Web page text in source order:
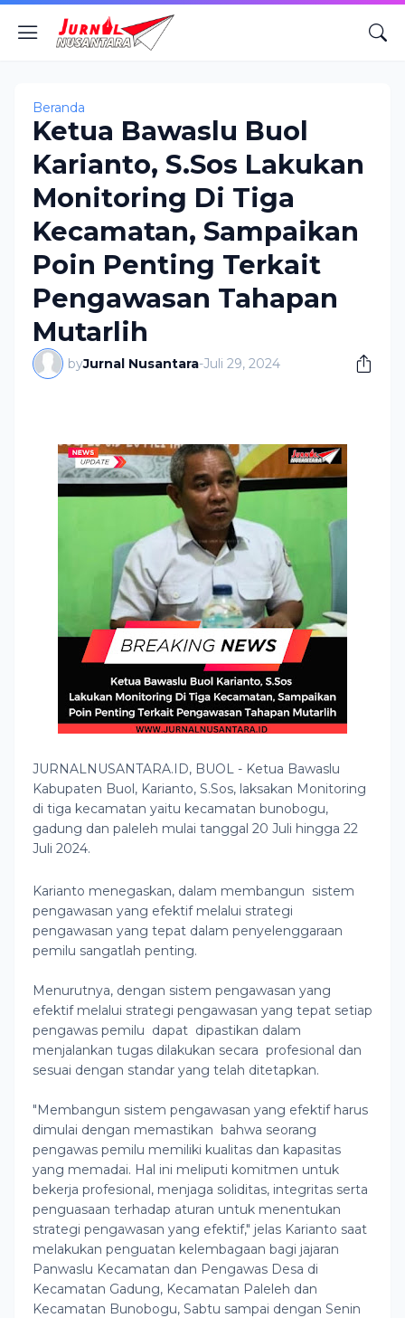
Beranda
Ketua Bawaslu Buol
Karianto, S.Sos Lakukan
Monitoring Di Tiga
Kecamatan, Sampaikan
Poin Penting Terkait
Pengawasan Tahapan
Mutarlih
byJurnal Nusantara-Juli 29, 2024
JURNALNUSANTARA.ID, BUOL - Ketua Bawaslu
Kabupaten Buol, Karianto, S.Sos, laksakan Monitoring
di tiga kecamatan yaitu kecamatan bunobogu,
gadung dan paleleh mulai tanggal 20 Juli hingga 22
Juli 2024.
Karianto menegaskan, dalam membangun sistem
pengawasan yang efektif melalui strategi
pengawasan yang tepat dalam penyelenggaraan
pemilu sangatlah penting.
Menurutnya, dengan sistem pengawasan yang
efektif melalui strategi pengawasan yang tepat setiap
pengawas pemilu dapat dipastikan dalam
menjalankan tugas dilakukan secara profesional dan
sesuai dengan standar yang telah ditetapkan.
"Membangun sistem pengawasan yang efektif harus
dimulai dengan memastikan bahwa seorang
pengawas pemilu memiliki kualitas dan kapasitas
yang memadai. Hal ini meliputi komitmen untuk
bekerja profesional, menjaga soliditas, integritas serta
penguasaan terhadap aturan untuk menentukan
strategi pengawasan yang efektif," jelas Karianto saat
melakukan penguatan kelembagaan bagi jajaran
Panwaslu Kecamatan dan Pengawas Desa di
Kecamatan Gadung, Kecamatan Paleleh dan
Kecamatan Bunobogu, Sabtu sampai dengan Senin